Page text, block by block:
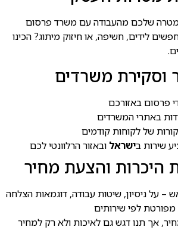
שלכם מהעבודה עם משרד פרסום
לידים, חשיפה, או חיזוק מיתוג? הכינו
פרסום באזורכם
באתרי המשרדים
של לקוחות קודמים
שירות בישראל ובאזור הרלוונטי לכם
– על ניסיון, שיטות עבודה, דוגמאות הצלחה
לפי שירותים
אך תנו דגש גם לאיכות ולא רק למחיר